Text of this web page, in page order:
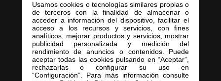
Usamos cookies o tecnologías similares propias o
de terceros con la finalidad de almacenar o
acceder a información del dispositivo, facilitar el
acceso a los recursos y servicios, con fines
analíticos, mejorar productos y servicios, mostrar
publicidad personalizada y medición del
rendimiento de anuncios o contenidos. Puede
aceptar todas las cookies pulsando en “Aceptar”,
rechazarlas o configurar su uso en
“Configuración”. Para más información consulte
Inicio
Empresa
Servicios